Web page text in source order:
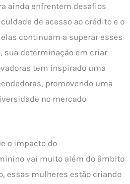
ainda enfrentem desafios
de acesso ao crédito e o
continuam a superar esses
sua determinação em criar
tem inspirado uma
promovendo uma
no mercado
o impacto do
vai muito além do âmbito
essas mulheres estão criando